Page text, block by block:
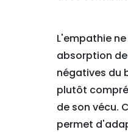
L'empathie
absorption
négatives du
plutôt
de son vécu.
permet